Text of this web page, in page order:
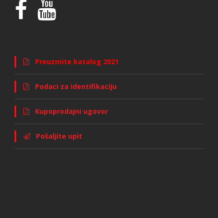
Preuzmite katalog 2021
Podaci za identifikaciju
Kupoprodajni ugovor
Pošaljite upit